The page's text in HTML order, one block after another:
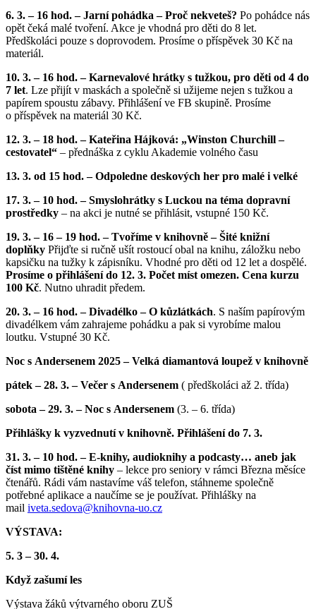
6. 3. – 16 hod. – Jarní pohádka – Proč nekveteš? Po pohádce nás
opět čeká malé tvoření. Akce je vhodná pro děti do 8 let.
Předškoláci pouze s doprovodem. Prosíme o příspěvek 30 Kč na
materiál.
10. 3. – 16 hod. – Karnevalové hrátky s tužkou, pro děti od 4 do
7 let. Lze přijít v maskách a společně si užijeme nejen s tužkou a
papírem spoustu zábavy. Přihlášení ve FB skupině. Prosíme
o příspěvek na materiál 30 Kč.
12. 3. – 18 hod. – Kateřina Hájková: „Winston Churchill –
cestovatel“ – přednáška z cyklu Akademie volného času
13. 3. od 15 hod. – Odpoledne deskových her pro malé i velké
17. 3. – 10 hod. – Smyslohrátky s Luckou na téma dopravní
prostředky – na akci je nutné se přihlásit, vstupné 150 Kč.
19. 3. – 16 – 19 hod. – Tvoříme v knihovně – Šité knižní
doplňky Přijďte si ručně ušít rostoucí obal na knihu, záložku nebo
kapsičku na tužky k zápisníku. Vhodné pro děti od 12 let a dospělé.
Prosíme o přihlášení do 12. 3. Počet míst omezen. Cena kurzu
100 Kč. Nutno uhradit předem.
20. 3. – 16 hod. – Divadélko – O kůzlátkách. S naším papírovým
divadélkem vám zahrajeme pohádku a pak si vyrobíme malou
loutku. Vstupné 30 Kč.
Noc s Andersenem 2025 – Velká diamantová loupež v knihovně
pátek – 28. 3. – Večer s Andersenem ( předškoláci až 2. třída)
sobota – 29. 3. – Noc s Andersenem (3. – 6. třída)
Přihlášky k vyzvednutí v knihovně. Přihlášení do 7. 3.
31. 3. – 10 hod. – E-knihy, audioknihy a podcasty… aneb jak
číst mimo tištěné knihy – lekce pro seniory v rámci Března měsíce
čtenářů. Rádi vám nastavíme váš telefon, stáhneme společně
potřebné aplikace a naučíme se je používat. Přihlášky na
mail iveta.sedova@knihovna-uo.cz
VÝSTAVA:
5. 3 – 30. 4.
Když zašumí les
Výstava žáků výtvarného oboru ZUŠ